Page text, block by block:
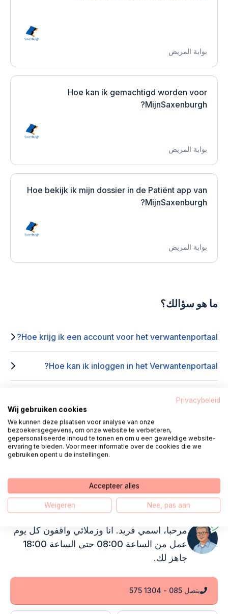
بوابة المريض
Hoe kan ik gemachtigd worden voor
MijnSaxenburgh?
بوابة المريض
Hoe bekijk ik mijn dossier in de Patiënt app van
MijnSaxenburgh?
بوابة المريض
ما هو سؤالك؟
Hoe krijg ik een account voor het verwantenportaal?
Hoe kan ik inloggen in het Verwantenportaal?
Inloggen Verwantenportaal
(opens in new window)
مرحبا، اسمي فريد. أنا وزملائي واقفون كل يوم
عمل من الساعة 08:00 حتى الساعة 18:00
جاهز لك.
يتصل 085 - 1304 575
Privacybeleid
Wij gebruiken cookies
We kunnen deze plaatsen voor analyse van onze
bezoekersgegevens, om onze website te verbeteren,
gepersonaliseerde inhoud te tonen en om u een geweldige website-
ervaring te bieden. Voor meer informatie over de cookies die we
gebruiken opent u de instellingen.
Accepteer alles
Weigeren Nee, pas aan